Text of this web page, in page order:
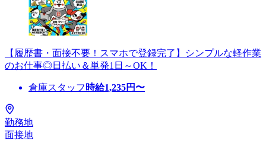
【履歴書・面接不要！スマホで登録完了】シンプルな軽作業
のお仕事◎日払い＆単発1日～OK！
倉庫スタッフ 時給1,235円〜
勤務地
面接地